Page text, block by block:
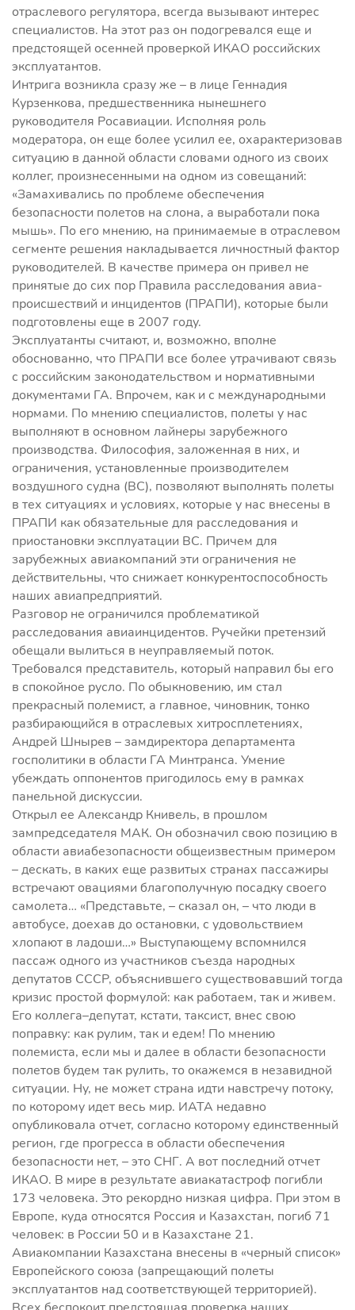
отраслевого регулятора, всегда вызывают интерес
специалистов. На этот раз он подогревался еще и
предстоящей осенней проверкой ИКАО российских
эксплуатантов.
Интрига возникла сразу же – в лице Геннадия
Курзенкова, предшественника нынешнего
руководителя Росавиации. Исполняя роль
модератора, он еще более усилил ее, охарактеризовав
ситуацию в данной области словами одного из своих
коллег, произнесенными на одном из совещаний:
«Замахивались по проблеме обеспечения
безопасности полетов на слона, а выработали пока
мышь». По его мнению, на принимаемые в отраслевом
сегменте решения накладывается личностный фактор
руководителей. В качестве примера он привел не
принятые до сих пор Правила расследования авиа-
происшествий и инцидентов (ПРАПИ), которые были
подготовлены еще в 2007 году.
Эксплуатанты считают, и, возможно, вполне
обоснованно, что ПРАПИ все более утрачивают связь
с российским законодательством и нормативными
документами ГА. Впрочем, как и с международными
нормами. По мнению специалистов, полеты у нас
выполняют в основном лайнеры зарубежного
производства. Философия, заложенная в них, и
ограничения, установленные производителем
воздушного судна (ВС), позволяют выполнять полеты
в тех ситуациях и условиях, которые у нас внесены в
ПРАПИ как обязательные для расследования и
приостановки эксплуатации ВС. Причем для
зарубежных авиакомпаний эти ограничения не
действительны, что снижает конкурентоспособность
наших авиапредприятий.
Разговор не ограничился проблематикой
расследования авиаинцидентов. Ручейки претензий
обещали вылиться в неуправляемый поток.
Требовался представитель, который направил бы его
в спокойное русло. По обыкновению, им стал
прекрасный полемист, а главное, чиновник, тонко
разбирающийся в отраслевых хитросплетениях,
Андрей Шнырев – замдиректора департамента
госполитики в области ГА Минтранса. Умение
убеждать оппонентов пригодилось ему в рамках
панельной дискуссии.
Открыл ее Александр Книвель, в прошлом
зампредседателя МАК. Он обозначил свою позицию в
области авиабезопасности общеизвестным примером
– дескать, в каких еще развитых странах пассажиры
встречают овациями благополучную посадку своего
самолета… «Представьте, – сказал он, – что люди в
автобусе, доехав до остановки, с удовольствием
хлопают в ладоши…» Выступающему вспомнился
пассаж одного из участников съезда народных
депутатов СССР, объяснившего существовавший тогда
кризис простой формулой: как работаем, так и живем.
Его коллега–депутат, кстати, таксист, внес свою
поправку: как рулим, так и едем! По мнению
полемиста, если мы и далее в области безопасности
полетов будем так рулить, то окажемся в незавидной
ситуации. Ну, не может страна идти навстречу потоку,
по которому идет весь мир. ИАТА недавно
опубликовала отчет, согласно которому единственный
регион, где прогресса в области обеспечения
безопасности нет, – это СНГ. А вот последний отчет
ИКАО. В мире в результате авиакатастроф погибли
173 человека. Это рекордно низкая цифра. При этом в
Европе, куда относятся Россия и Казахстан, погиб 71
человек: в России 50 и в Казахстане 21.
Авиакомпании Казахстана внесены в «черный список»
Европейского союза (запрещающий полеты
эксплуатантов над соответствующей территорией).